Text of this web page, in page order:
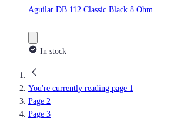
Aguilar DB 112 Classic Black 8 Ohm
In stock
You're currently reading page 1
Page 2
Page 3